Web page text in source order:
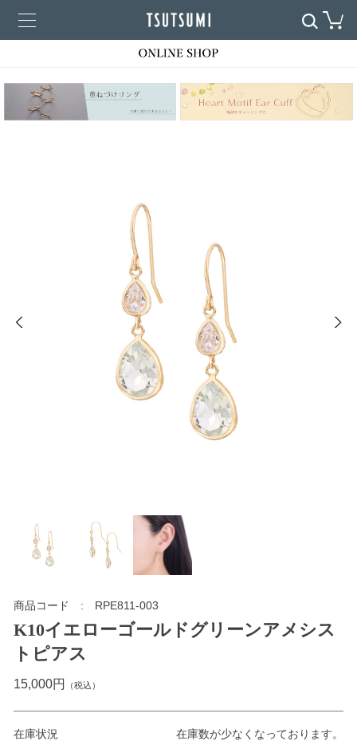
商品コード RPE811-003
K10イエローゴールドグリーンアメシス
トピアス
15,000円 （税込）
在庫状況 在庫数が少なくなっております。